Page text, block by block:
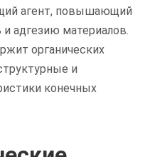
агент, повышающий
адгезию материалов.
органических
и
конечных